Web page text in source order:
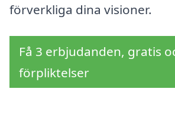
förverkliga dina visioner.
Få 3 erbjudanden, gratis
förpliktelser